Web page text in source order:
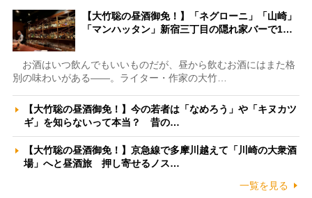
【大竹聡の昼酒御免！】「ネグローニ」「山崎」
「マンハッタン」新宿三丁目の隠れ家バーで1…
お酒はいつ飲んでもいいものだが、昼から飲むお酒にはまた格
別の味わいがある――。ライター・作家の大竹…
【大竹聡の昼酒御免！】今の若者は「なめろう」や「キヌカツ
ギ」を知らないって本当？ 昔の…
【大竹聡の昼酒御免！】京急線で多摩川越えて「川崎の大衆酒
場」へと昼酒旅 押し寄せるノス…
一覧を見る